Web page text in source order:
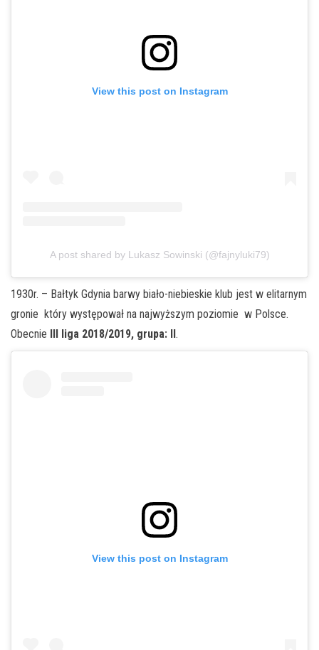
View this post on Instagram
A post shared by Lukasz Sowinski (@fajnyluki79)
1930r. – Bałtyk Gdynia barwy biało-niebieskie klub jest w elitarnym
gronie który występował na najwyższym poziomie w Polsce.
Obecnie
III liga 2018/2019, grupa: II .
View this post on Instagram